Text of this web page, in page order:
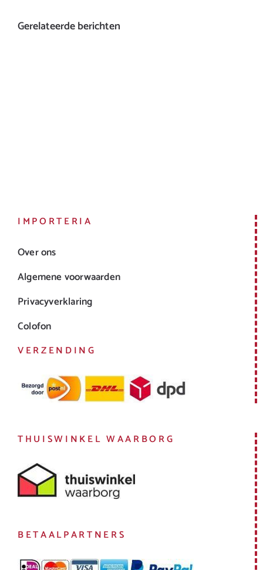
Gerelateerde berichten
IMPORTERIA
Over ons
Algemene voorwaarden
Privacyverklaring
Colofon
VERZENDING
THUISWINKEL WAARBORG
BETAALPARTNERS